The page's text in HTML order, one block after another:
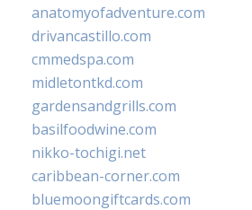
anatomyofadventure.com
drivancastillo.com
cmmedspa.com
midletontkd.com
gardensandgrills.com
basilfoodwine.com
nikko-tochigi.net
caribbean-corner.com
bluemoongiftcards.com